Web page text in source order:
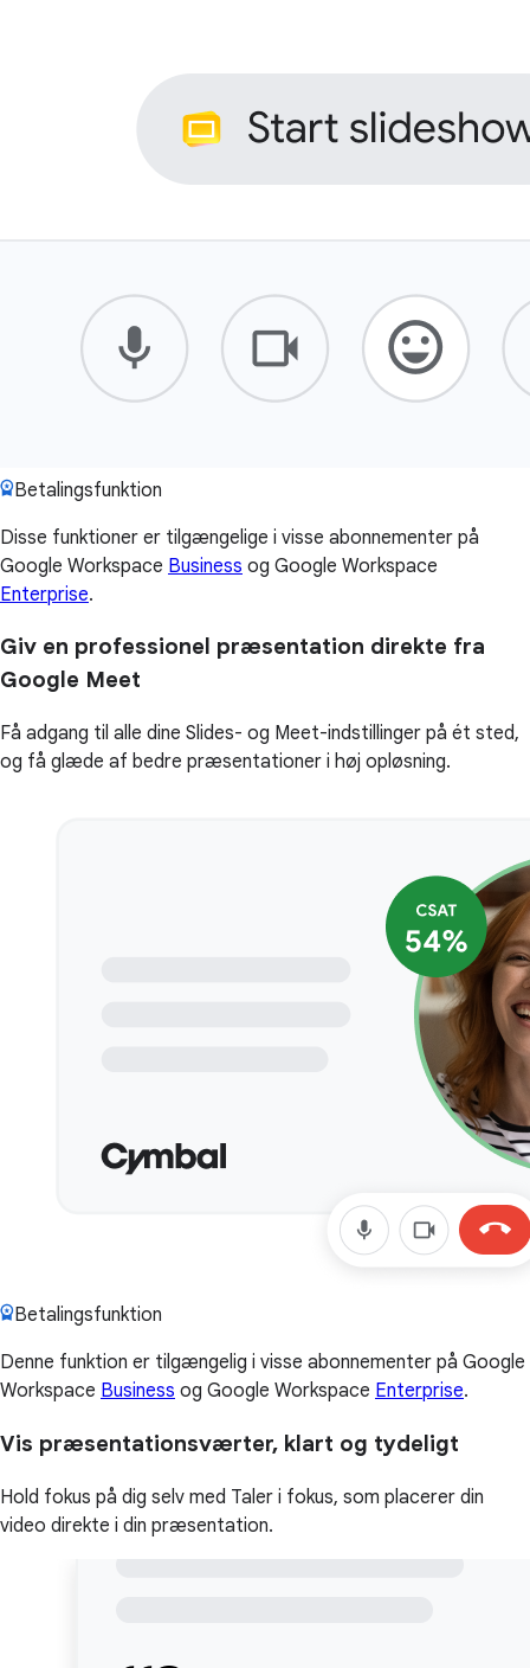
Betalingsfunktion
Disse funktioner er tilgængelige i visse abonnementer på
Google Workspace Business og Google Workspace
Enterprise.
Giv en professionel præsentation direkte fra
Google Meet
Få adgang til alle dine Slides- og Meet-indstillinger på ét sted,
og få glæde af bedre præsentationer i høj opløsning.
Betalingsfunktion
Denne funktion er tilgængelig i visse abonnementer på Google
Workspace Business og Google Workspace Enterprise.
Vis præsentationsværter, klart og tydeligt
Hold fokus på dig selv med Taler i fokus, som placerer din
video direkte i din præsentation.